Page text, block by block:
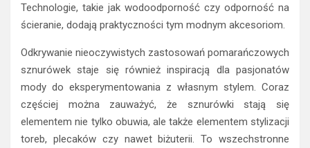
Technologie, takie jak wodoodporność czy odporność na
ścieranie, dodają praktyczności tym modnym akcesoriom.
Odkrywanie nieoczywistych zastosowań pomarańczowych
sznurówek staje się również inspiracją dla pasjonatów
mody do eksperymentowania z własnym stylem. Coraz
częściej można zauważyć, że sznurówki stają się
elementem nie tylko obuwia, ale także elementem stylizacji
toreb, plecaków czy nawet biżuterii. To wszechstronne